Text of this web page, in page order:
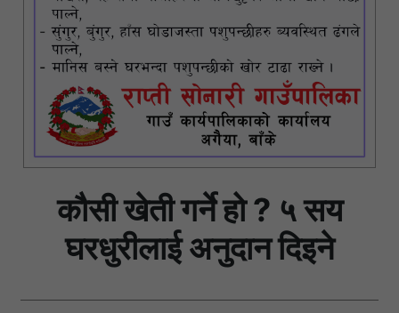
कौसी खेती गर्ने हो ? ५ सय
घरधुरीलाई अनुदान दिइने